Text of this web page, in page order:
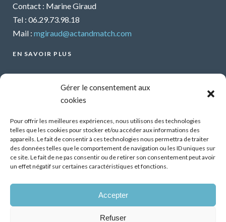
Gérer le consentement aux
cookies
Pour offrir les meilleures expériences, nous utilisons des technologies
telles que les cookies pour stocker et/ou accéder aux informations des
appareils. Le fait de consentir à ces technologies nous permettra de traiter
des données telles que le comportement de navigation ou les ID uniques sur
ce site. Le fait de ne pas consentir ou de retirer son consentement peut avoir
un effet négatif sur certaines caractéristiques et fonctions.
Accepter
Refuser
Contact : Marine Giraud
Tel : 06.29.73.98.18
Mail : mgiraud@actandmatch.com
EN SAVOIR PLUS
Organiser un webinar
Mentions légales
CGU
Santé mentale et travail : Comment parler de ses
difficultés psychiques ?
Démonstrateur d’éclairage intelligent dans les